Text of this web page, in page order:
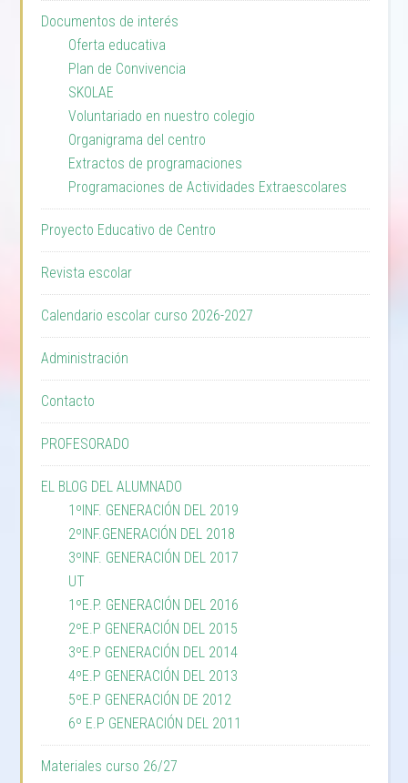
Documentos de interés
Oferta educativa
Plan de Convivencia
SKOLAE
Voluntariado en nuestro colegio
Organigrama del centro
Extractos de programaciones
Programaciones de Actividades Extraescolares
Proyecto Educativo de Centro
Revista escolar
Calendario escolar curso 2026-2027
Administración
Contacto
PROFESORADO
EL BLOG DEL ALUMNADO
1ºINF. GENERACIÓN DEL 2019
2ºINF.GENERACIÓN DEL 2018
3ºINF. GENERACIÓN DEL 2017
UT
1ºE.P. GENERACIÓN DEL 2016
2ºE.P GENERACIÓN DEL 2015
3ºE.P GENERACIÓN DEL 2014
4ºE.P GENERACIÓN DEL 2013
5ºE.P GENERACIÓN DE 2012
6º E.P GENERACIÓN DEL 2011
Materiales curso 26/27